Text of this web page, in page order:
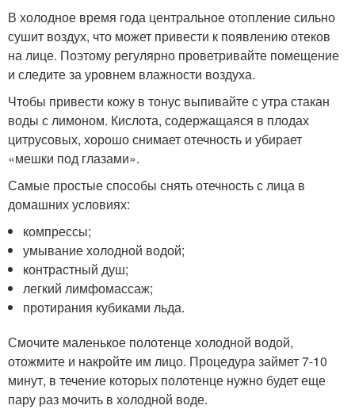
В холодное время года центральное отопление сильно
сушит воздух, что может привести к появлению отеков
на лице. Поэтому регулярно проветривайте помещение
и следите за уровнем влажности воздуха.
Чтобы привести кожу в тонус выпивайте с утра стакан
воды с лимоном. Кислота, содержащаяся в плодах
цитрусовых, хорошо снимает отечность и убирает
«мешки под глазами».
Самые простые способы снять отечность с лица в
домашних условиях:
компрессы;
умывание холодной водой;
контрастный душ;
легкий лимфомассаж;
протирания кубиками льда.
Смочите маленькое полотенце холодной водой,
отожмите и накройте им лицо. Процедура займет 7-10
минут, в течение которых полотенце нужно будет еще
пару раз мочить в холодной воде.